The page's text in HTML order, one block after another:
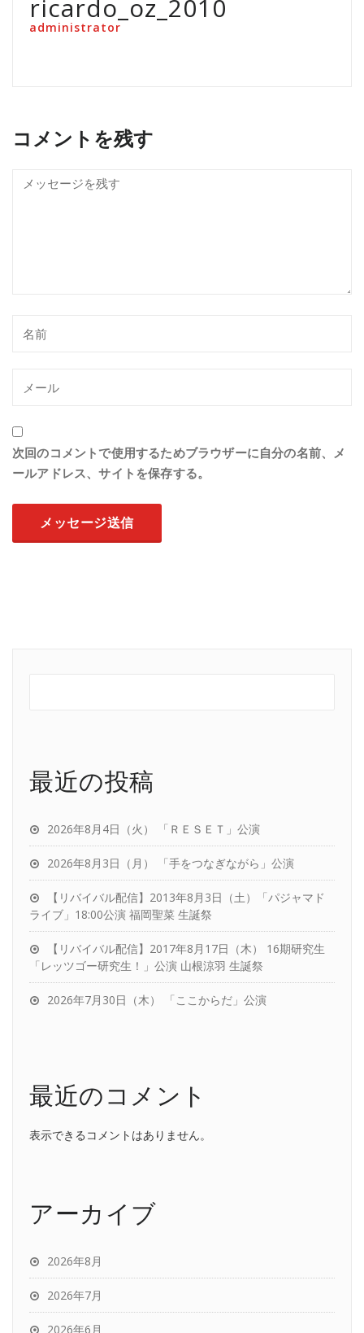
ricardo_oz_2010
administrator
コメントを残す
次回のコメントで使用するためブラウザーに自分の名前、メ
ールアドレス、サイトを保存する。
最近の投稿
2026年8月4日（火） 「ＲＥＳＥＴ」公演
2026年8月3日（月） 「手をつなぎながら」公演
【リバイバル配信】2013年8月3日（土）「パジャマド
ライブ」18:00公演 福岡聖菜 生誕祭
【リバイバル配信】2017年8月17日（木） 16期研究生
「レッツゴー研究生！」公演 山根涼羽 生誕祭
2026年7月30日（木） 「ここからだ」公演
最近のコメント
表示できるコメントはありません。
アーカイブ
2026年8月
2026年7月
2026年6月